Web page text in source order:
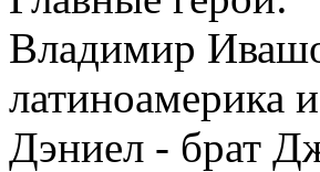
Владимир
латиноамерика
Дэниел - брат